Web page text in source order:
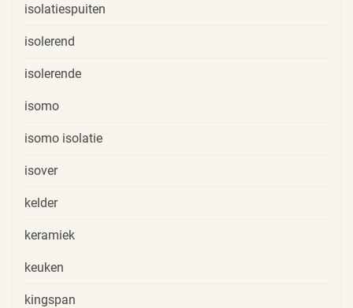
isolatiespuiten
isolerend
isolerende
isomo
isomo isolatie
isover
kelder
keramiek
keuken
kingspan